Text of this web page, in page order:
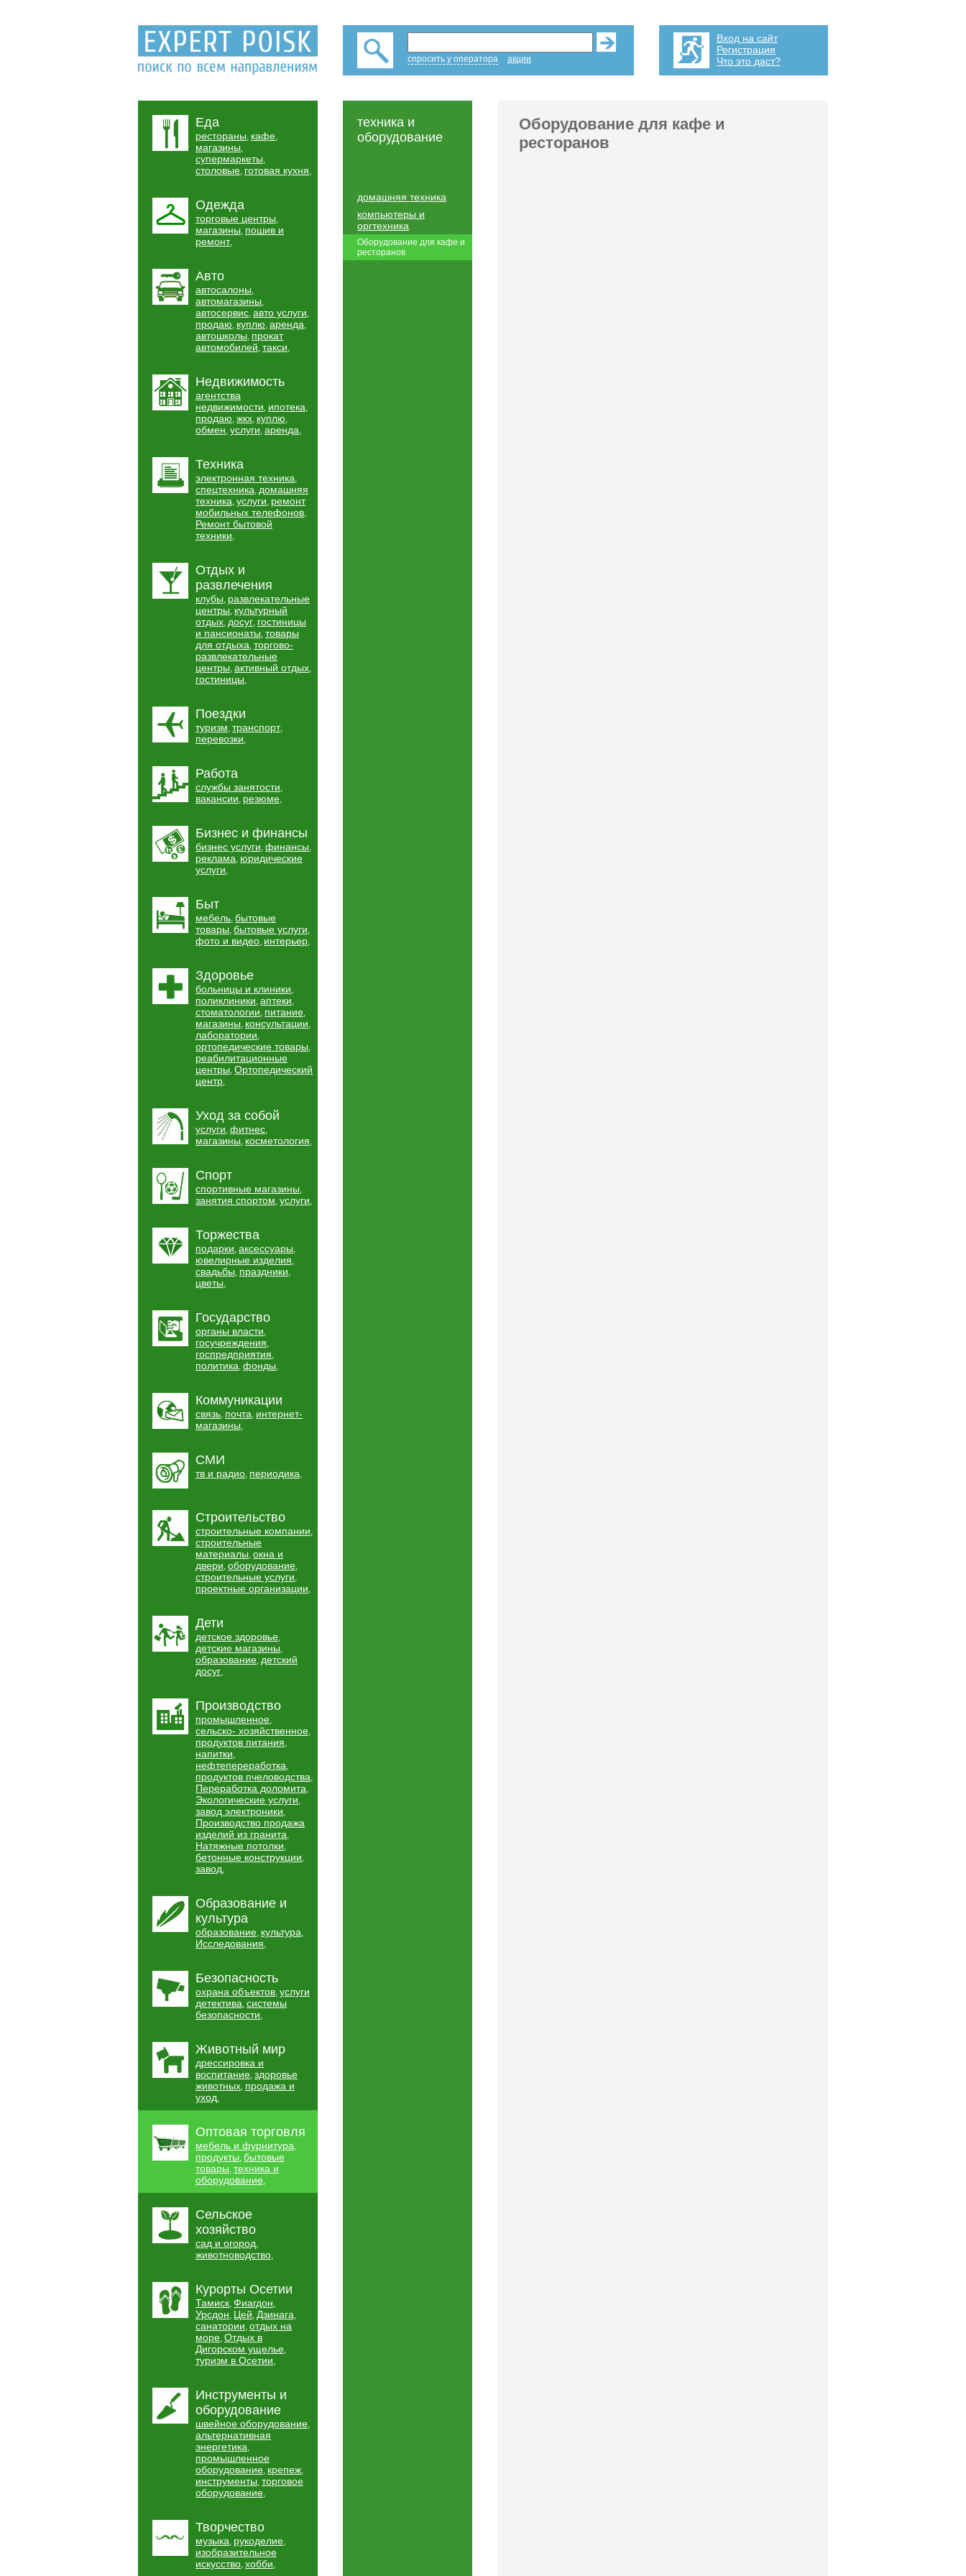
спросить у оператора акции
Вход на сайт
Регистрация
Что это даст?
Еда
рестораны, кафе,
магазины,
супермаркеты,
столовые, готовая кухня,
Одежда
торговые центры,
магазины, пошив и
ремонт,
Авто
автосалоны,
автомагазины,
автосервис, авто услуги,
продаю, куплю, аренда,
автошколы, прокат
автомобилей, такси,
Недвижимость
агентства
недвижимости, ипотека,
продаю, жкх, куплю,
обмен, услуги, аренда,
Техника
электронная техника,
спецтехника, домашняя
техника, услуги, ремонт
мобильных телефонов,
Ремонт бытовой
техники,
Отдых и
развлечения
клубы, развлекательные
центры, культурный
отдых, досуг, гостиницы
и пансионаты, товары
для отдыха, торгово-
развлекательные
центры, активный отдых,
гостиницы,
Поездки
туризм, транспорт,
перевозки,
Работа
службы занятости,
вакансии, резюме,
Бизнес и финансы
бизнес услуги, финансы,
реклама, юридические
услуги,
Быт
мебель, бытовые
товары, бытовые услуги,
фото и видео, интерьер,
Здоровье
больницы и клиники,
поликлиники, аптеки,
стоматологии, питание,
магазины, консультации,
лаборатории,
ортопедические товары,
реабилитационные
центры, Ортопедический
центр,
Уход за собой
услуги, фитнес,
магазины, косметология,
Спорт
спортивные магазины,
занятия спортом, услуги,
Торжества
подарки, аксессуары,
ювелирные изделия,
свадьбы, праздники,
цветы,
Государство
органы власти,
госучреждения,
госпредприятия,
политика, фонды,
Коммуникации
связь, почта, интернет-
магазины,
СМИ
тв и радио, периодика,
Строительство
строительные компании,
строительные
материалы, окна и
двери, оборудование,
строительные услуги,
проектные организации,
Дети
детское здоровье,
детские магазины,
образование, детский
досуг,
Производство
промышленное,
сельско- хозяйственное,
продуктов питания,
напитки,
нефтепереработка,
продуктов пчеловодства,
Переработка доломита,
Экологические услуги,
завод электроники,
Производство продажа
изделий из гранита,
Натяжные потолки,
бетонные конструкции,
завод,
Образование и
культура
образование, культура,
Исследования,
Безопасность
охрана объектов, услуги
детектива, системы
безопасности,
Животный мир
дрессировка и
воспитание, здоровье
животных, продажа и
уход,
Оптовая торговля
мебель и фурнитура,
продукты, бытовые
товары, техника и
оборудование,
Сельское
хозяйство
сад и огород,
животноводство,
Курорты Осетии
Тамиск, Фиагдон,
Урсдон, Цей, Дзинага,
санатории, отдых на
море, Отдых в
Дигорском ущелье,
туризм в Осетии,
Инструменты и
оборудование
швейное оборудование,
альтернативная
энергетика,
промышленное
оборудование, крепеж,
инструменты, торговое
оборудование,
Творчество
музыка, рукоделие,
изобразительное
искусство, хобби,
техника и
оборудование
домашняя техника
компьютеры и
оргтехника
Оборудование для кафе и
ресторанов
Оборудование для кафе и
ресторанов